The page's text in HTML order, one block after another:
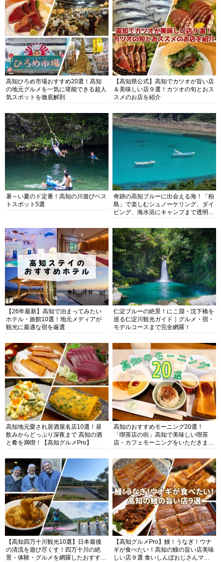
高知ひろめ市場おすすめ20選！高知
の地元グルメを一気に堪能できる超人
気スポットを徹底解剖
【高知県公式】高知でカツオが旨い店
＆美味しい店９選！カツオの旬とおス
スメのお店を紹介
暑～い夏のド定番！高知の川遊びベス
トスポット5選
奇跡の高知ブルーに出会える海！「柏
島」で楽しむシュノーケリング、ダイ
ビング、海水浴にキャンプまで透明度
【26年最新】高知で泊まってみたい
ホテル・旅館10選！地元メディアが
観光に最適な宿を厳選
仁淀ブルーの絶景！にこ淵・沈下橋を
巡る仁淀川観光ガイド｜グルメ・宿・
モデルコースまで完全網羅！
高知地元愛され居酒屋名店10選！昼
飲みからどっぷり深夜まで 高知の酒
と肴を満喫！【高知グルメPro】
高知のおすすめモーニング20選！
「喫茶店の街」高知で美味しい喫茶
店・カフェモーニングをいただきま
【高知四万十川観光10選】日本最後
の清流を遊び尽くす！四万十川の絶
景・体験・グルメを網羅したおすすめ
【高知グルメPro】鰻！うなぎ！ウナ
ギが食べたい！高知の鰻の旨い店美味
しい店９選 食いしんぼおじさんマッ